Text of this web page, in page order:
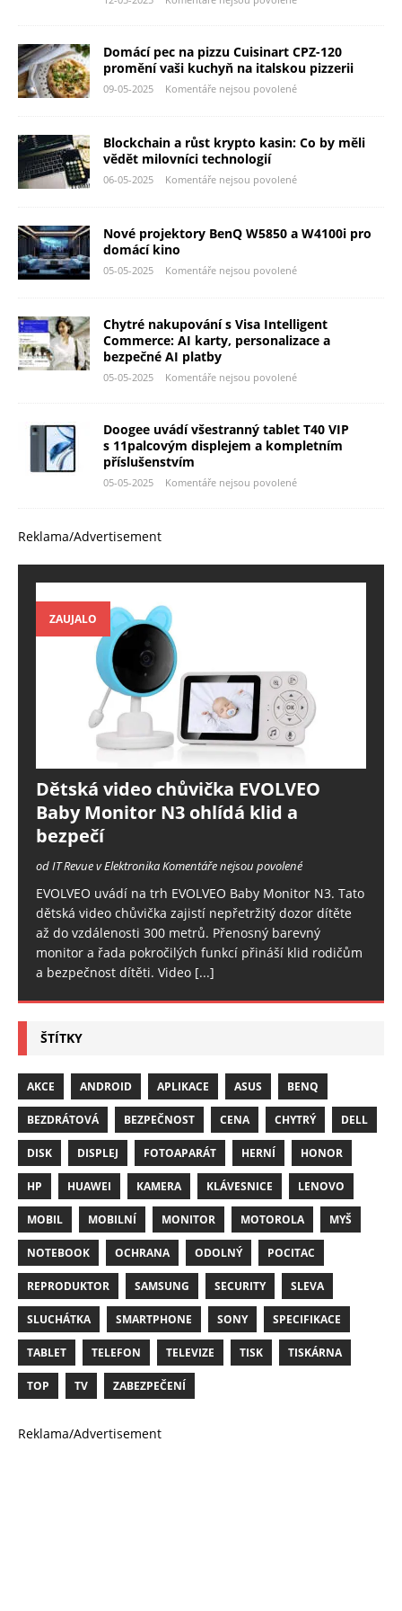
Domácí pec na pizzu Cuisinart CPZ-120
promění vaši kuchyň na italskou pizzerii
09-05-2025 Komentáře nejsou povolené
Blockchain a růst krypto kasin: Co by měli
vědět milovníci technologií
06-05-2025 Komentáře nejsou povolené
Nové projektory BenQ W5850 a W4100i pro
domácí kino
05-05-2025 Komentáře nejsou povolené
Chytré nakupování s Visa Intelligent
Commerce: AI karty, personalizace a
bezpečné AI platby
05-05-2025 Komentáře nejsou povolené
Doogee uvádí všestranný tablet T40 VIP
s 11palcovým displejem a kompletním
příslušenstvím
05-05-2025 Komentáře nejsou povolené
Reklama/Advertisement
ZAUJALO
Dětská video chůvička EVOLVEO
Baby Monitor N3 ohlídá klid a
bezpečí
od IT Revue v ElektronikaKomentáře nejsou povolené
EVOLVEO uvádí na trh EVOLVEO Baby Monitor N3. Tato
dětská video chůvička zajistí nepřetržitý dozor dítěte
až do vzdálenosti 300 metrů. Přenosný barevný
monitor a řada pokročilých funkcí přináší klid rodičům
a bezpečnost dítěti. Video [...]
ŠTÍTKY
AKCE ANDROID APLIKACE ASUS BENQ
BEZDRÁTOVÁ BEZPEČNOST CENA CHYTRÝ DELL
DISK DISPLEJ FOTOAPARÁT HERNÍ HONOR
HP HUAWEI KAMERA KLÁVESNICE LENOVO
MOBIL MOBILNÍ MONITOR MOTOROLA MYŠ
NOTEBOOK OCHRANA ODOLNÝ POCITAC
REPRODUKTOR SAMSUNG SECURITY SLEVA
SLUCHÁTKA SMARTPHONE SONY SPECIFIKACE
TABLET TELEFON TELEVIZE TISK TISKÁRNA
TOP TV ZABEZPEČENÍ
Reklama/Advertisement